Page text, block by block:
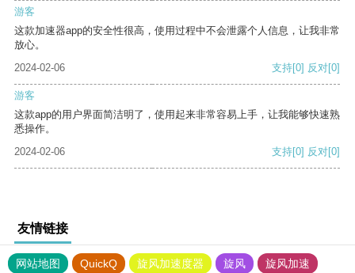
游客
这款加速器app的安全性很高，使用过程中不会泄露个人信息，让我非常
放心。
2024-02-06
支持[0] 反对[0]
游客
这款app的用户界面简洁明了，使用起来非常容易上手，让我能够快速熟
悉操作。
2024-02-06
支持[0] 反对[0]
友情链接
网站地图 QuickQ 旋风加速度器 旋风
旋风加速